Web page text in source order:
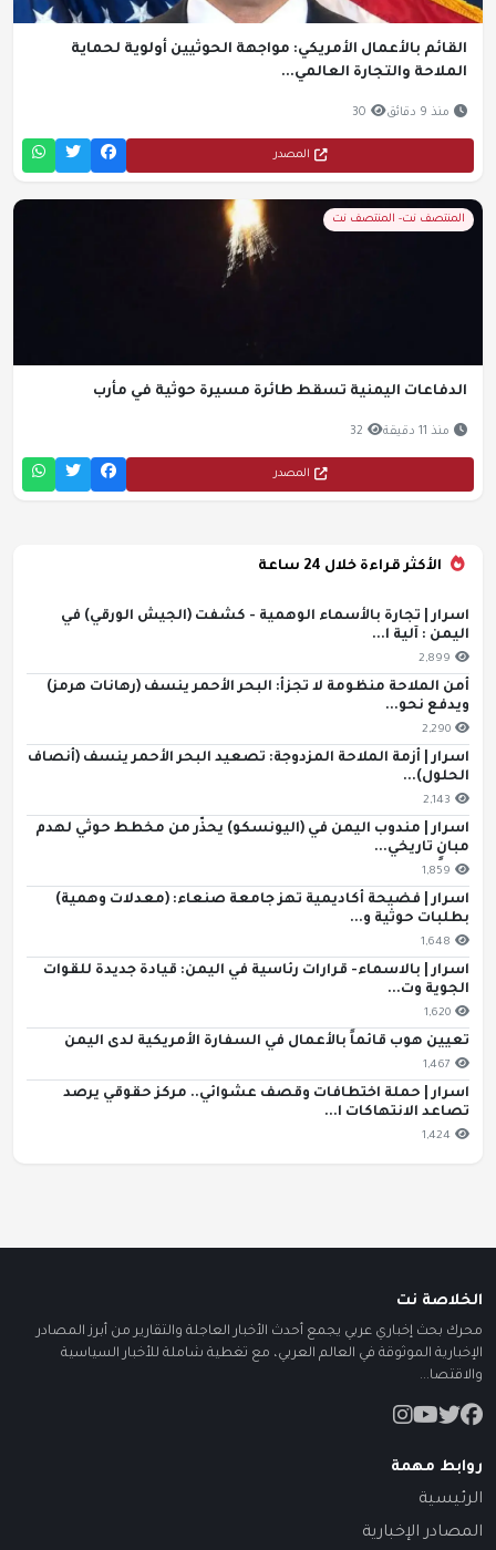
القائم بالأعمال الأمريكي: مواجهة الحوثيين أولوية لحماية
الملاحة والتجارة العالمي...
منذ 9 دقائق 30
المصدر
المنتصف نت- المنتصف نت
الدفاعات اليمنية تسقط طائرة مسيرة حوثية في مأرب
منذ 11 دقيقة 32
المصدر
الأكثر قراءة خلال 24 ساعة
اسرار | تجارة بالأسماء الوهمية - كشفت (الجيش الورقي) في
اليمن : آلية ا...
2,899
أمن الملاحة منظومة لا تجزأ: البحر الأحمر ينسف (رهانات هرمز)
ويدفع نحو...
2,290
اسرار | أزمة الملاحة المزدوجة: تصعيد البحر الأحمر ينسف (أنصاف
الحلول)...
2,143
اسرار | مندوب اليمن في (اليونسكو) يحذّر من مخطط حوثي لهدم
مبانٍ تاريخي...
1,859
اسرار | فضيحة أكاديمية تهز جامعة صنعاء: (معدلات وهمية)
بطلبات حوثية و...
1,648
اسرار | بالاسماء- قرارات رئاسية في اليمن: قيادة جديدة للقوات
الجوية وت...
1,620
تعيين هوب قائماً بالأعمال في السفارة الأمريكية لدى اليمن
1,467
اسرار | حملة اختطافات وقصف عشوائي.. مركز حقوقي يرصد
تصاعد الانتهاكات ا...
1,424
الخلاصة نت
محرك بحث إخباري عربي يجمع أحدث الأخبار العاجلة والتقارير من أبرز المصادر
الإخبارية الموثوقة في العالم العربي، مع تغطية شاملة للأخبار السياسية
والاقتصا...
روابط مهمة
الرئيسية
المصادر الإخبارية